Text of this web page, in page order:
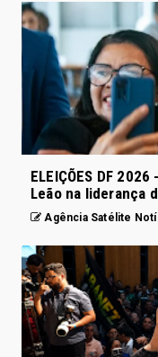
ELEIÇÕES DF
Leão na liderança
Agência Satélite